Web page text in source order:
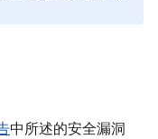
中所述的安全漏洞